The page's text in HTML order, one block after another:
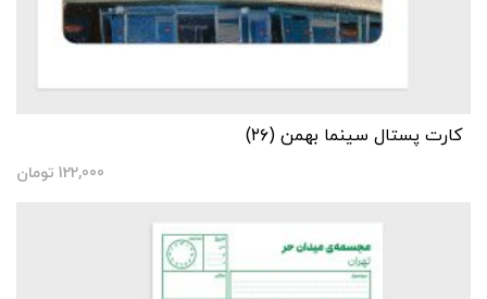
کارت پستال سینما بهمن (۲۶)
122,000 تومان